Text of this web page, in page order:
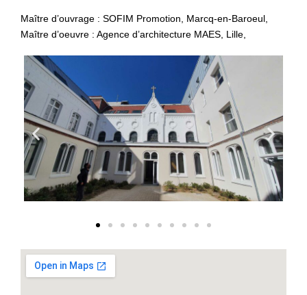
Maître d’ouvrage : SOFIM Promotion, Marcq-en-Baroeul,
Maître d’oeuvre : Agence d’architecture MAES, Lille,